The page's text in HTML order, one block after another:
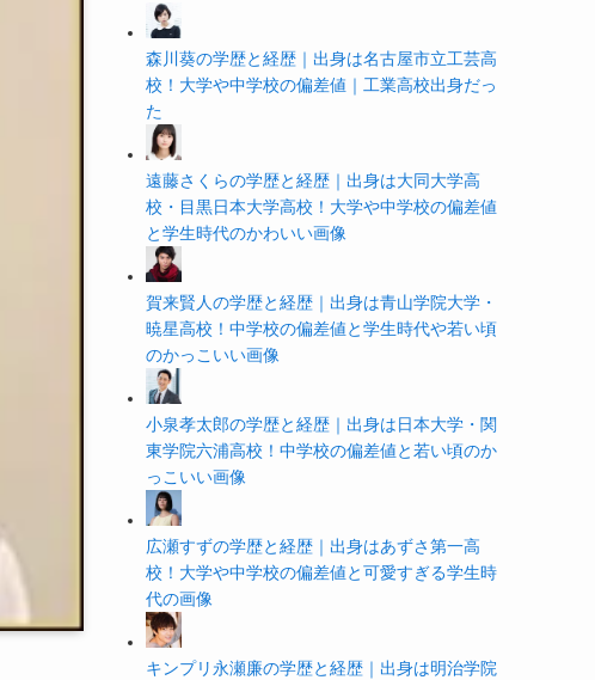
森川葵の学歴と経歴｜出身は名古屋市立工芸高
校！大学や中学校の偏差値｜工業高校出身だっ
た
遠藤さくらの学歴と経歴｜出身は大同大学高
校・目黒日本大学高校！大学や中学校の偏差値
と学生時代のかわいい画像
賀来賢人の学歴と経歴｜出身は青山学院大学・
暁星高校！中学校の偏差値と学生時代や若い頃
のかっこいい画像
小泉孝太郎の学歴と経歴｜出身は日本大学・関
東学院六浦高校！中学校の偏差値と若い頃のか
っこいい画像
広瀬すずの学歴と経歴｜出身はあずさ第一高
校！大学や中学校の偏差値と可愛すぎる学生時
代の画像
キンプリ永瀬廉の学歴と経歴｜出身は明治学院